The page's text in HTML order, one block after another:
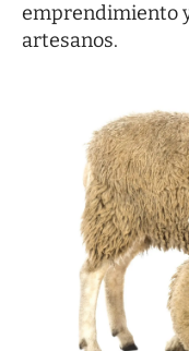
emprendimiento
artesanos.